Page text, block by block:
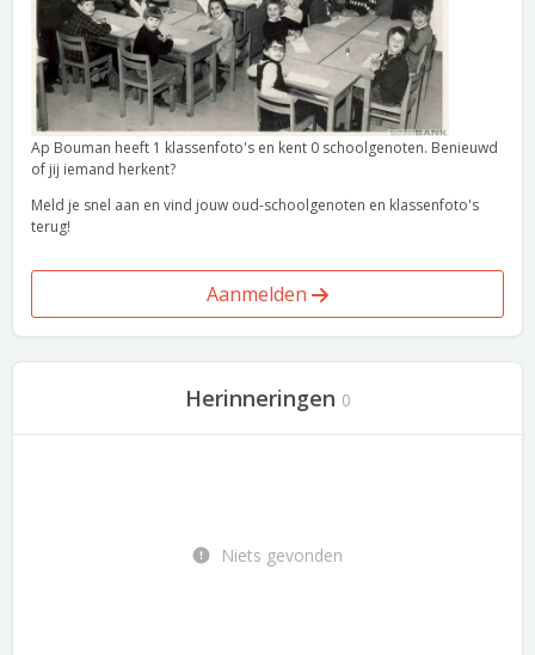
Ap Bouman heeft 1 klassenfoto's en kent 0 schoolgenoten. Benieuwd
of jij iemand herkent?
Meld je snel aan en vind jouw oud-schoolgenoten en klassenfoto's
terug!
Aanmelden
Herinneringen 0
Niets gevonden